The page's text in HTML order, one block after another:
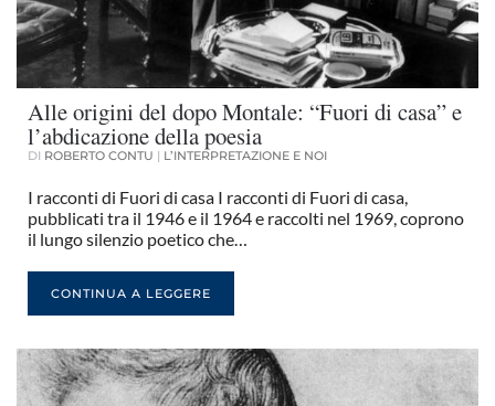
Alle origini del dopo Montale: “Fuori di casa” e
l’abdicazione della poesia
DI ROBERTO CONTU | L’INTERPRETAZIONE E NOI
I racconti di Fuori di casa I racconti di Fuori di casa,
pubblicati tra il 1946 e il 1964 e raccolti nel 1969, coprono
il lungo silenzio poetico che…
CONTINUA A LEGGERE